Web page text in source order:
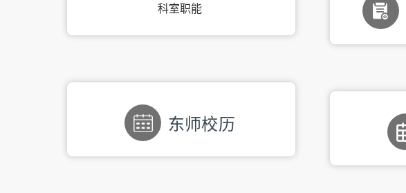
科室职能
东师校历